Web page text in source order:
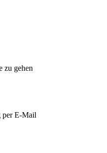
zu gehen
per E-Mail